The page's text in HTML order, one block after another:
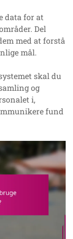
data for at
Del
med at forstå
mål.
skal du
og
i,
fund